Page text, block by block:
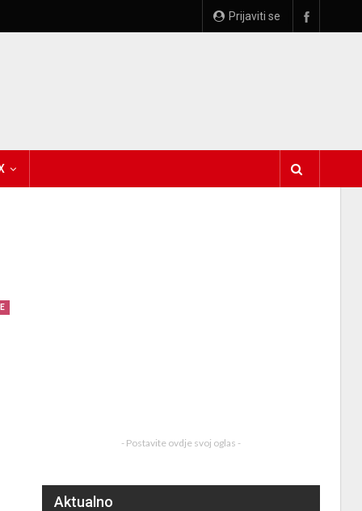
Prijaviti se
- Postavite ovdje svoj oglas -
Aktualno